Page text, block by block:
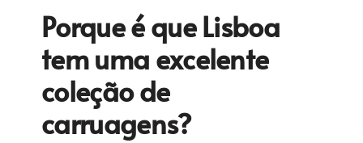
Porque é que Lisboa
tem uma excelente
coleção de
carruagens?